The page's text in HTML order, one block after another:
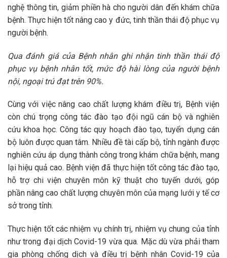
nghệ thông tin, giảm phiền hà cho người dân đến khám chữa
bệnh. Thực hiện tốt nâng cao y đức, tinh thần thái độ phục vụ
người bệnh.
Qua đánh giá của Bệnh nhân ghi nhận tinh thần thái độ
phục vụ bệnh nhân tốt, mức độ hài lòng của người bệnh
nội, ngoại trú đạt trên 90%.
Cùng với việc nâng cao chất lượng khám điều trị, Bệnh viện
còn chú trọng công tác đào tạo đội ngũ cán bộ và nghiên
cứu khoa học. Công tác quy hoạch đào tạo, tuyển dụng cán
bộ luôn được quan tâm. Nhiều đề tài cấp bộ, tỉnh ngành được
nghiên cứu áp dụng thành công trong khám chữa bệnh, mang
lại hiệu quả cao. Bệnh viện đã thực hiện tốt công tác đào tạo,
hỗ trợ chi viện chuyên môn kỹ thuật cho tuyến dưới, góp
phần nâng cao chất lượng chuyên môn của mạng lưới y tế cơ
sở trong tỉnh.
Thực hiện tốt các nhiệm vụ chính trị, nhiệm vụ chung của tỉnh
như trong đại dịch Covid-19 vừa qua. Mặc dù vừa phải tham
gia phòng chống dịch và điều trị bệnh nhân Covid-19 của